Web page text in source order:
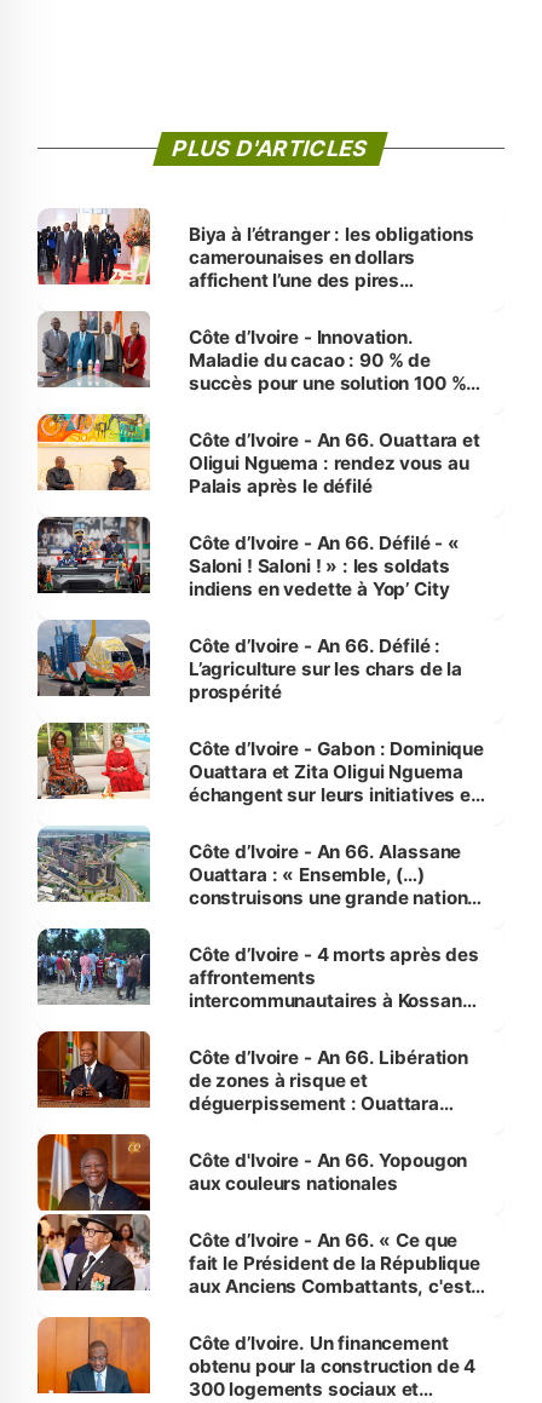
PLUS D'ARTICLES
Biya à l’étranger : les obligations
camerounaises en dollars
affichent l’une des pires
Côte d’Ivoire - Innovation.
Maladie du cacao : 90 % de
succès pour une solution 100 %
Côte d’Ivoire - An 66. Ouattara et
Oligui Nguema : rendez vous au
Palais après le défilé
Côte d’Ivoire - An 66. Défilé - «
Saloni ! Saloni ! » : les soldats
indiens en vedette à Yop’ City
Côte d’Ivoire - An 66. Défilé :
L’agriculture sur les chars de la
prospérité
Côte d’Ivoire - Gabon : Dominique
Ouattara et Zita Oligui Nguema
échangent sur leurs initiatives en
enfants
Côte d’Ivoire - An 66. Alassane
Ouattara : « Ensemble, (…)
construisons une grande nation
générations futures »
Côte d’Ivoire - 4 morts après des
affrontements
intercommunautaires à Kossandji
milieu des sinistrés
Côte d’Ivoire - An 66. Libération
de zones à risque et
déguerpissement : Ouattara
l'Etat de droit pour préserver les
vies humaines »
Côte d'Ivoire - An 66. Yopougon
aux couleurs nationales
Côte d’Ivoire - An 66. « Ce que
fait le Président de la République
aux Anciens Combattants, c'est
Côte d’Ivoire. Un financement
obtenu pour la construction de 4
300 logements sociaux et